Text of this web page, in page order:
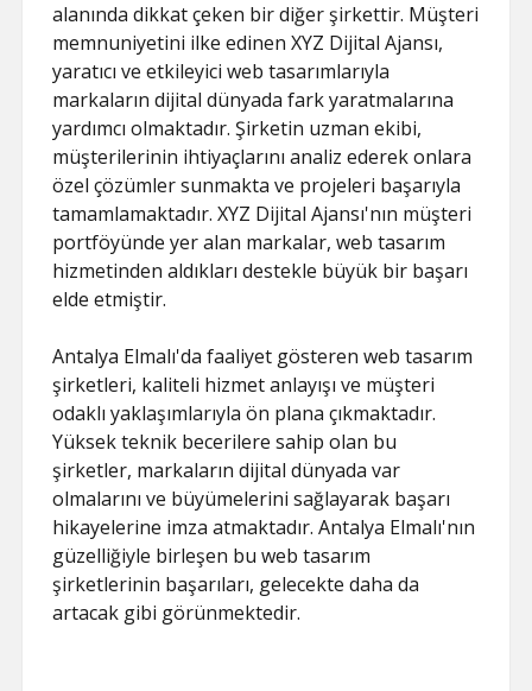
alanında dikkat çeken bir diğer şirkettir. Müşteri
memnuniyetini ilke edinen XYZ Dijital Ajansı,
yaratıcı ve etkileyici web tasarımlarıyla
markaların dijital dünyada fark yaratmalarına
yardımcı olmaktadır. Şirketin uzman ekibi,
müşterilerinin ihtiyaçlarını analiz ederek onlara
özel çözümler sunmakta ve projeleri başarıyla
tamamlamaktadır. XYZ Dijital Ajansı'nın müşteri
portföyünde yer alan markalar, web tasarım
hizmetinden aldıkları destekle büyük bir başarı
elde etmiştir.
Antalya Elmalı'da faaliyet gösteren web tasarım
şirketleri, kaliteli hizmet anlayışı ve müşteri
odaklı yaklaşımlarıyla ön plana çıkmaktadır.
Yüksek teknik becerilere sahip olan bu
şirketler, markaların dijital dünyada var
olmalarını ve büyümelerini sağlayarak başarı
hikayelerine imza atmaktadır. Antalya Elmalı'nın
güzelliğiyle birleşen bu web tasarım
şirketlerinin başarıları, gelecekte daha da
artacak gibi görünmektedir.